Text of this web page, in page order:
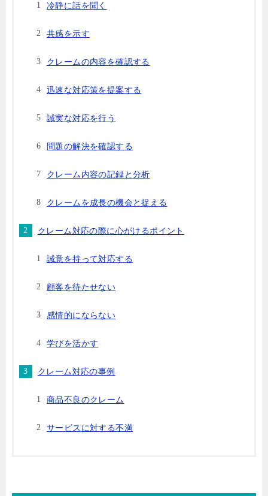
冷静に話を聞く
共感を示す
クレームの内容を確認する
迅速な対応策を提案する
誠実な対応を行う
問題の解決を確認する
クレーム内容の記録と分析
クレームを成長の機会と捉える
クレーム対応の際に心がけるポイント
誠意を持って対応する
顧客を待たせない
感情的にならない
学びを活かす
クレーム対応の事例
商品不良のクレーム
サービスに対する不満